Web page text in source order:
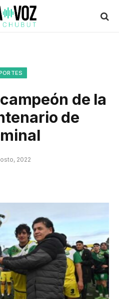
de la
de
2022